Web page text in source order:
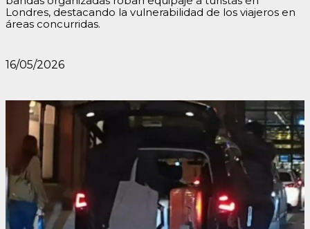
Londres, destacando la vulnerabilidad de los viajeros en
áreas concurridas.
16/05/2026